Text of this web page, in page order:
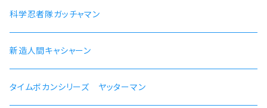
【ルイジェルド】腕時計 本数限定
【パウロ・グレイラッド】腕時計 本数限定
【オルステッド】腕時計 本数限定
ラン モデル
かにこ
科学忍者隊ガッチャマン 50周年記念モデル
新造人間キャシャーン 50周年記念モデル
タイムボカンシリーズ ヤッターマン 45周年記念モデル
科学忍者隊ガッチャマン
新造人間キャシャーン
タイムボカンシリーズ ヤッターマン